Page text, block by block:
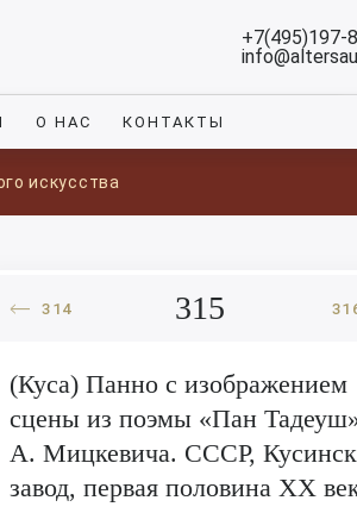
+7(495)197-
О НАС КОНТАКТЫ
искусства
314 315
(Куса) Панно с изображением
сцены из поэмы «Пан
А. Мицкевича. СССР,
завод, первая половина XX